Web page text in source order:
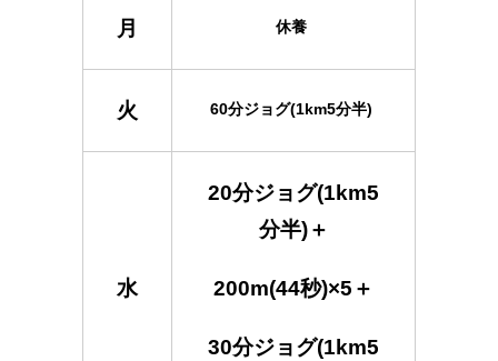
月 休養
火 60分ジョグ(1km5分半)
水
20分ジョグ(1km5
分半)＋
200m(44秒)×5＋
30分ジョグ(1km5